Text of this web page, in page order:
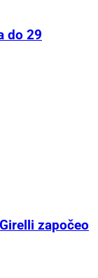
do 29
započeo